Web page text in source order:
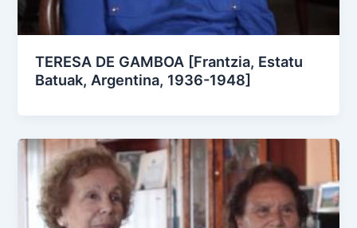
TERESA DE GAMBOA [Frantzia, Estatu
Batuak, Argentina, 1936-1948]